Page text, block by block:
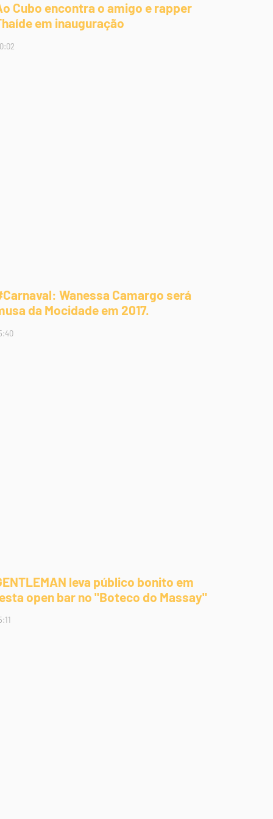
Cubo encontra o amigo e rapper
em inauguração
Wanessa Camargo será
da Mocidade em 2017.
leva público bonito em
open bar no "Boteco do Massay"